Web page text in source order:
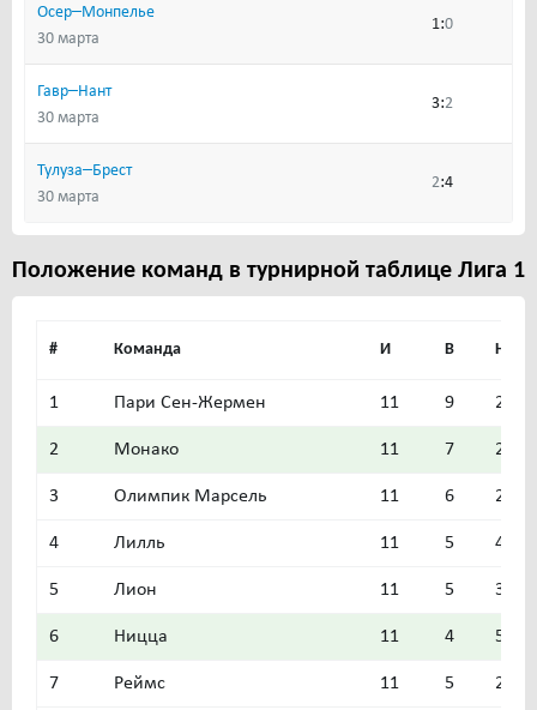
Осер–Монпелье
30 марта
1:0
Гавр–Нант
30 марта
3:2
Тулуза–Брест
30 марта
2:4
Положение команд в турнирной таблице Лига 1
# Команда И В Н
1 Пари Сен-Жермен 11 9 2
2 Монако 11 7 2
3 Олимпик Марсель 11 6 2
4 Лилль 11 5 4
5 Лион 11 5 3
6 Ницца 11 4 5
7 Реймс 11 5 2